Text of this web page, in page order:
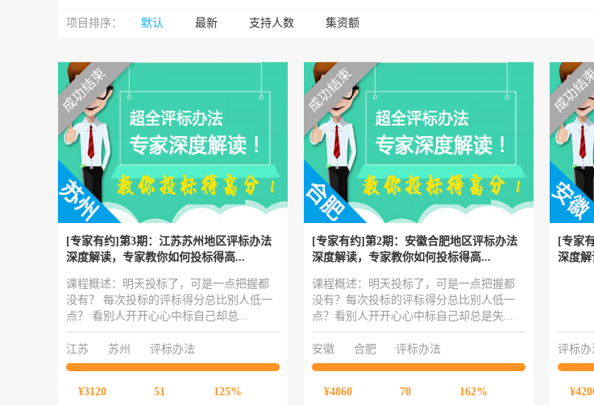
项目排序： 默认 最新 支持人数 集资额
[专家有约]第3期：江苏苏州地区评标办法
深度解读，专家教你如何投标得高...
课程概述：明天投标了，可是一点把握都
没有？ 每次投标的评标得分总比别人低一
点？ 看别人开开心心中标自己却总...
江苏 苏州 评标办法
¥3120
51
125%
[专家有约]第2期：安徽合肥地区评标办法
深度解读，专家教你如何投标得高...
课程概述：明天投标了，可是一点把握都
没有？每次投标的评标得分总比别人低一
点？看别人开开心心中标自己却总是失...
安徽 合肥 评标办法
¥4860
70
162%
[专家
深度解
评标办